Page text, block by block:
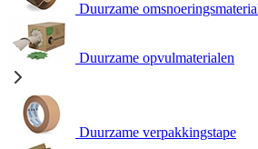
Duurzame
Duurzame opvulmaterialen
Duurzame verpakkingstape